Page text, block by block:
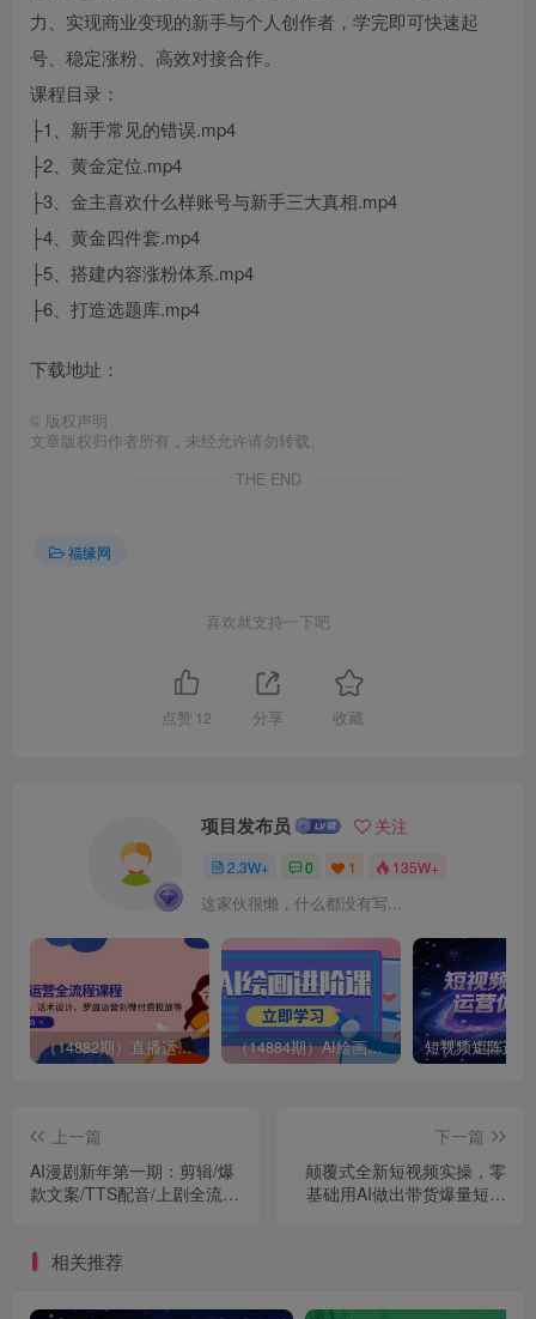
力、实现商业变现的新手与个人创作者，学完即可快速起
号、稳定涨粉、高效对接合作。
课程目录：
├1、新手常见的错误.mp4
├2、黄金定位.mp4
├3、金主喜欢什么样账号与新手三大真相.mp4
├4、黄金四件套.mp4
├5、搭建内容涨粉体系.mp4
├6、打造选题库.mp4
下载地址：
© 版权声明
文章版权归作者所有，未经允许请勿转载。
THE END
福缘网
喜欢就支持一下吧
点赞 12 分享 收藏
项目发布员 关注
2.3W+ 0 1 135W+
这家伙很懒，什么都没有写...
（14882期）直播运营全流程课程-5月更新：从起号、话术设计、罗盘运营到微付费投放等 （14884期）AI绘画进阶课，涵盖电商摄影等多领域，PS操作与AI工具使用全面教学
上一篇
AI漫剧新年第一期：剪辑/爆
款文案/TTS配音/上剧全流程
下一篇
颠覆式全新短视频实操，零
基础用AI做出带货爆量短视
相关推荐